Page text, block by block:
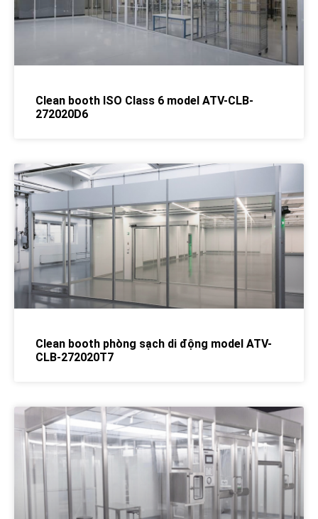
Clean booth ISO Class 6 model ATV-CLB-
272020D6
Clean booth phòng sạch di động model ATV-
CLB-272020T7